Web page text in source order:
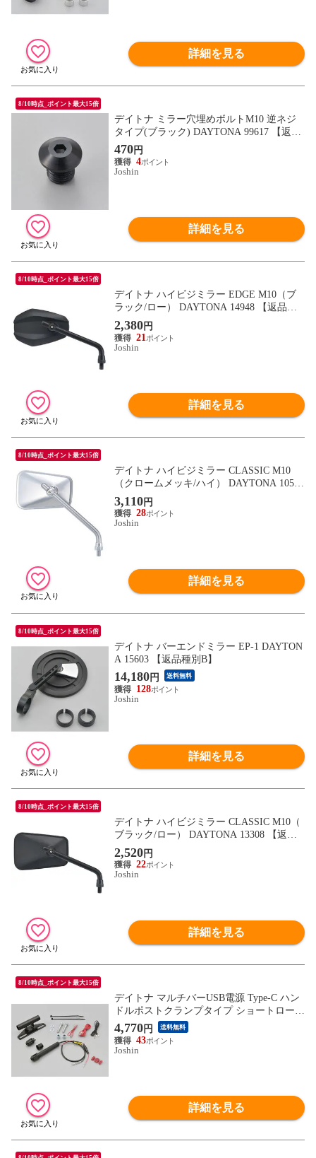
詳細を見る
8/10時点_ポイント最大15倍
デイトナ ミラー穴埋めボルトM10 逆ネジ
タイプ(ブラック) DAYTONA 99617 【返品
種別B】
470円
4
Joshin
詳細を見る
8/10時点_ポイント最大15倍
デイトナ ハイビジミラー EDGE M10（ブ
ラック/ロー） DAYTONA 14948 【返品種
別B】
2,380円
21
Joshin
詳細を見る
8/10時点_ポイント最大15倍
デイトナ ハイビジミラー CLASSIC M10
（クロームメッキ/ハイ） DAYTONA 10583
【返品種別B】
3,110円
28
Joshin
詳細を見る
8/10時点_ポイント最大15倍
デイトナ バーエンドミラー EP-1 DAYTON
A 15603 【返品種別B】
14,180円 送料無料
128
Joshin
詳細を見る
8/10時点_ポイント最大15倍
デイトナ ハイビジミラー CLASSIC M10（
ブラック/ロー） DAYTONA 13308 【返品
種別B】
2,520円
22
Joshin
詳細を見る
8/10時点_ポイント最大15倍
デイトナ マルチバーUSB電源 Type-C ハン
ドルポストクランプタイプ ショートロー 1
00mm（ブラック） DAYTONA 17672 【返
品種別B】
4,770円 送料無料
43
Joshin
詳細を見る